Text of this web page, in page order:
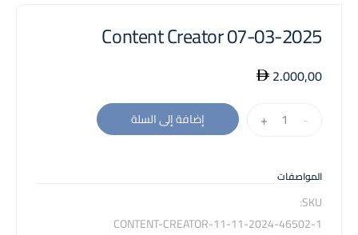
Content Creator 07-03-2025
2.000,00
07-
03-
2025
-
+ إضافة إلى السلة
المواصفات
SKU:
46502-1-CONTENT-CREATOR-11-11-2024